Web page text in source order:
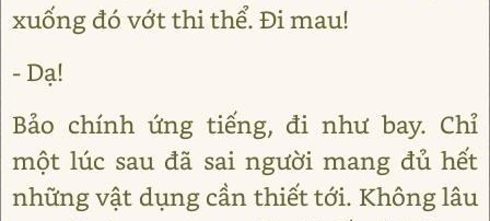
xuống đó vớt thi thể. Đi mau!
- Dạ!
Bảo chính ứng tiếng, đi như bay. Chỉ
một lúc sau đã sai người mang đủ hết
những vật dụng cần thiết tới. Không lâu